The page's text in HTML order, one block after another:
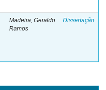
Madeira, Geraldo
Ramos
Dissertação